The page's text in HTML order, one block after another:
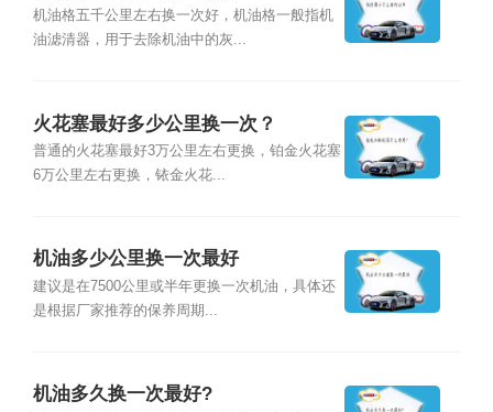
机油格五千公里左右换一次好，机油格一般指机
油滤清器，用于去除机油中的灰...
火花塞最好多少公里换一次？
普通的火花塞最好3万公里左右更换，铂金火花塞
6万公里左右更换，铱金火花...
机油多少公里换一次最好
建议是在7500公里或半年更换一次机油，具体还
是根据厂家推荐的保养周期...
机油多久换一次最好?